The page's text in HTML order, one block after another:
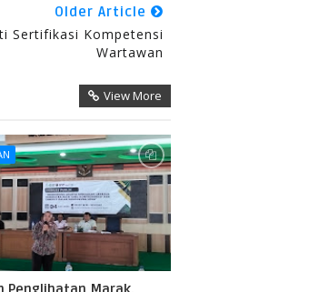
Older Article
Sertifikasi Kompetensi
Wartawan
View More